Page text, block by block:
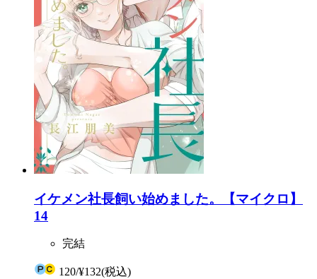
イケメン社長飼い始めました。【マイクロ】
14
完結
120/¥132(税込)